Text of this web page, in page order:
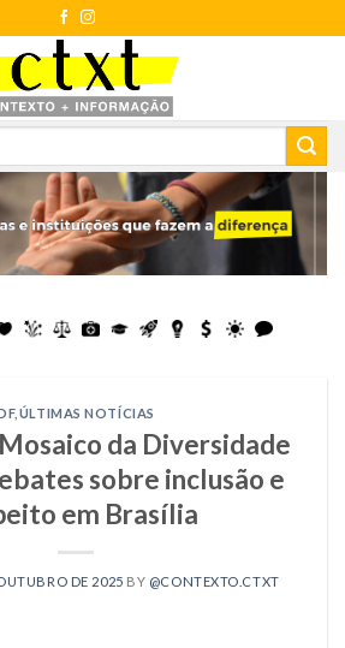
, ÚLTIMAS NOTÍCIAS
da Diversidade
sobre inclusão e
em Brasília
DE 2025 BY @CONTEXTO.CTXT